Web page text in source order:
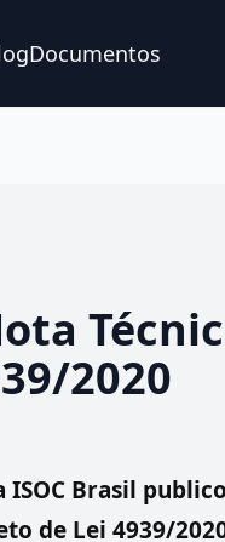
Documentos
2020
Brasil
de Lei 4939/